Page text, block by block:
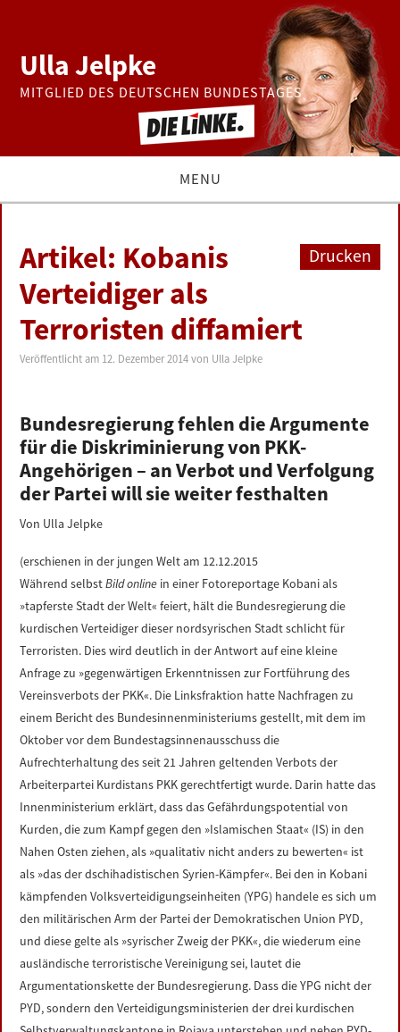
Ulla Jelpke
MITGLIED DES DEUTSCHEN BUNDESTAGES
MENU
BUNDESTAG
PRESSE
ZUR PERSON
LINKS
DATENSCHUTZERKLÄRUNG
Drucken
Artikel: Kobanis
Verteidiger als
Terroristen diffamiert
Veröffentlicht am 12. Dezember 2014 von Ulla Jelpke
Bundesregierung fehlen die Argumente
für die Diskriminierung von PKK-
Angehörigen – an Verbot und Verfolgung
der Partei will sie weiter festhalten
Von Ulla Jelpke
(erschienen in der jungen Welt am 12.12.2015
Während selbstBild online in einer Fotoreportage Kobani als
»tapferste Stadt der Welt« feiert, hält die Bundesregierung die
kurdischen Verteidiger dieser nordsyrischen Stadt schlicht für
Terroristen. Dies wird deutlich in der Antwort auf eine kleine
Anfrage zu »gegenwärtigen Erkenntnissen zur Fortführung des
Vereinsverbots der PKK«. Die Linksfraktion hatte Nachfragen zu
einem Bericht des Bundesinnenministeriums gestellt, mit dem im
Oktober vor dem Bundestagsinnenausschuss die
Aufrechterhaltung des seit 21 Jahren geltenden Verbots der
Arbeiterpartei Kurdistans PKK gerechtfertigt wurde. Darin hatte das
Innenministerium erklärt, dass das Gefährdungspotential von
Kurden, die zum Kampf gegen den »Islamischen Staat« (IS) in den
Nahen Osten ziehen, als »qualitativ nicht anders zu bewerten« ist
als »das der dschihadistischen Syrien-Kämpfer«. Bei den in Kobani
kämpfenden Volksverteidigungseinheiten (YPG) handele es sich um
den militärischen Arm der Partei der Demokratischen Union PYD,
und diese gelte als »syrischer Zweig der PKK«, die wiederum eine
ausländische terroristische Vereinigung sei, lautet die
Argumentationskette der Bundesregierung. Dass die YPG nicht der
PYD, sondern den Verteidigungsministerien der drei kurdischen